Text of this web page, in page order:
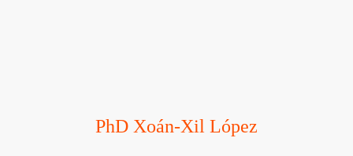
PhD Xoán-Xil López